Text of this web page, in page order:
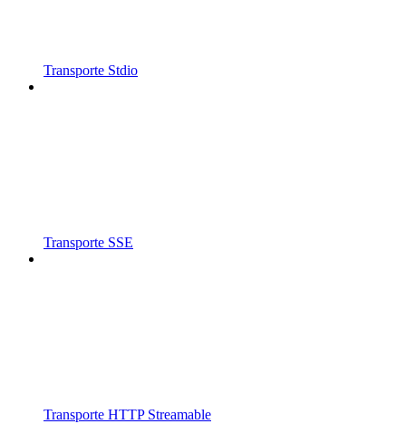
Transporte Stdio
Transporte SSE
Transporte HTTP Streamable